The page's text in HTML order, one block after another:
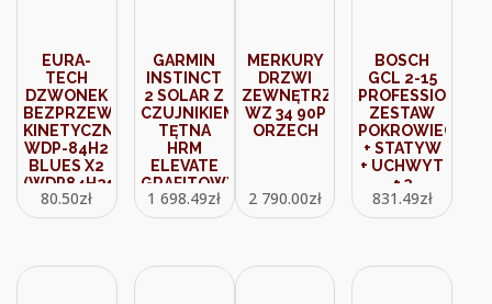
EURA-
TECH
DZWONEK
BEZPRZEWODOWY
KINETYCZNY
WDP-84H2
BLUES X2
(WDP84H2+WDA13H2)
80.50zł
GARMIN
INSTINCT
2 SOLAR Z
CZUJNIKIEM
TĘTNA
HRM
ELEVATE
GRAFITOWY
/
GRAFITOWY
1 698.49zł
MERKURY
DRZWI
ZEWNĘTRZNE
WZ 34 90P
ORZECH
2 790.00zł
BOSCH
GCL 2-15
PROFESSIONAL
ZESTAW
POKROWIEC
+ STATYW
+ UCHWYT
+ 3
BATERIE
06159940FV
831.49zł